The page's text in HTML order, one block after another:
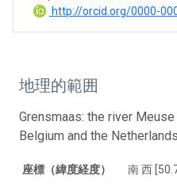
http://orcid.org/0000-
地理的範囲
Grensmaas: the river
Belgium and the
座標（緯度経度） 南 西